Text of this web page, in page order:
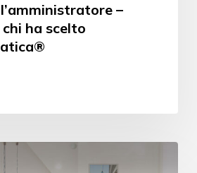
–
ha scelto